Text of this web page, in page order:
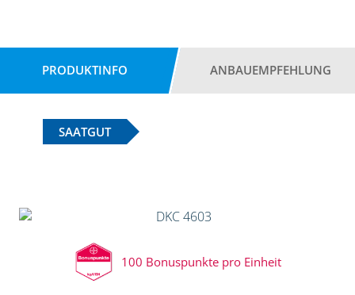
PRODUKTINFO ANBAUEMPFEHLUNG
SAATGUT
100 Bonuspunkte pro Einheit